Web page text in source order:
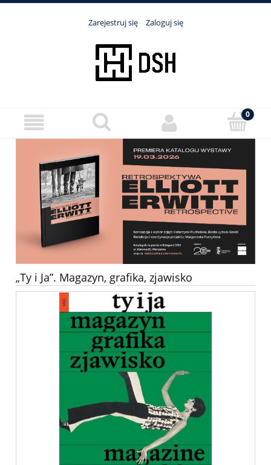
Zarejestruj się Zaloguj się
„Ty i Ja”. Magazyn, grafika, zjawisko